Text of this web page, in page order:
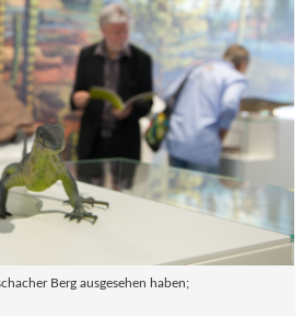
Berg ausgesehen haben;